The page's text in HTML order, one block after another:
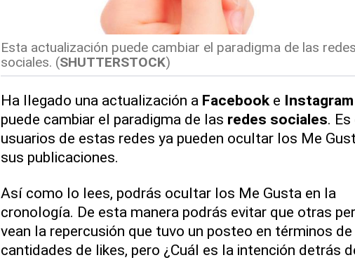
Esta actualización puede cambiar el paradigma de las redes
sociales. (SHUTTERSTOCK)
Ha llegado una actualización a Facebooke Instagram
puede cambiar el paradigma de las redes sociales.
usuarios de estas redes ya pueden ocultar los Me
sus publicaciones.
Así como lo lees, podrás ocultar los Me Gusta en la
cronología. De esta manera podrás evitar que otras
vean la repercusión que tuvo un posteo en términos de
cantidades de likes, pero ¿Cuál es la intención detrás